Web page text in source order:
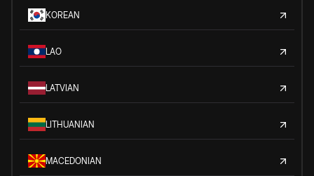
KOREAN
LAO
LATVIAN
LITHUANIAN
MACEDONIAN